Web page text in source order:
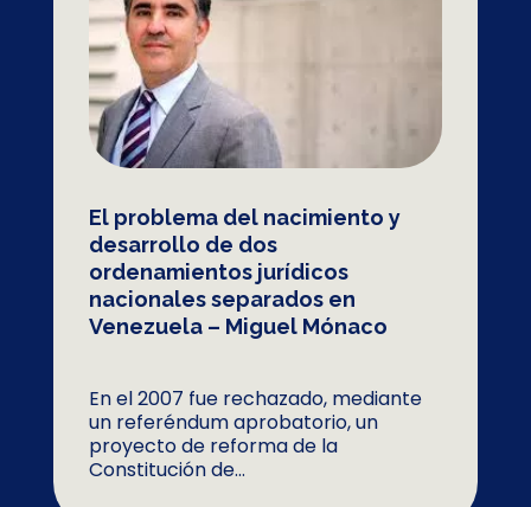
El problema del nacimiento y
desarrollo de dos
ordenamientos jurídicos
nacionales separados en
Venezuela – Miguel Mónaco
En el 2007 fue rechazado, mediante
un referéndum aprobatorio, un
proyecto de reforma de la
Constitución de...